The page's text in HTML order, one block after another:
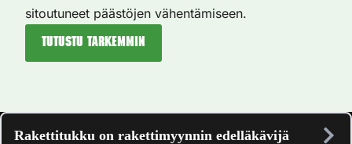
sitoutuneet päästöjen vähentämiseen.
Tutustu tarkemmin
Rakettitukku on rakettimyynnin edelläkävijä